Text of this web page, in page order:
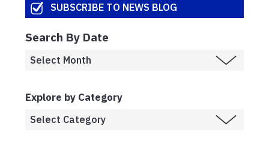
SUBSCRIBE TO NEWS BLOG
Search By Date
Explore by Category